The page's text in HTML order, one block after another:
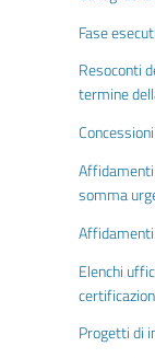
Fase
Resoconti
termine
somma
Elenchi
Progetti di